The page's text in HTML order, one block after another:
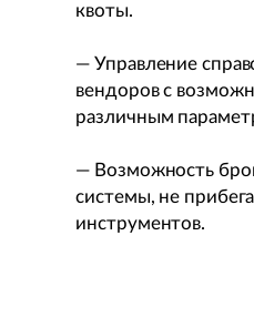
квоты.
— Управление
вендоров c
различным
— Возможность
системы, не
инструментов.